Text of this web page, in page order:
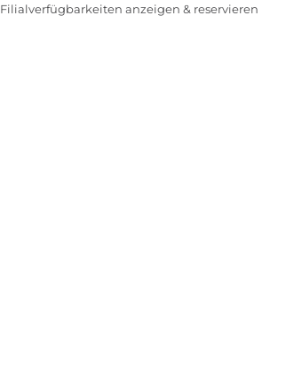
Filialverfügbarkeiten anzeigen & reservieren